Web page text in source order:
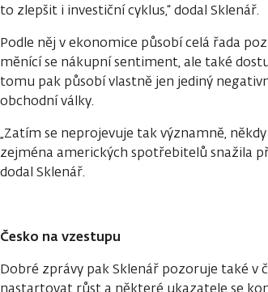
to zlepšit i investiční cyklus,“ dodal Sklenář.
Podle něj v ekonomice působí celá řada
měnící se nákupní sentiment, ale také
tomu pak působí vlastně jen jediný
obchodní války.
„Zatím se neprojevuje tak významně,
zejména amerických spotřebitelů snažila
dodal Sklenář.
Česko na vzestupu
Dobré zprávy pak Sklenář pozoruje také v
nastartovat růst a některé ukazatele se